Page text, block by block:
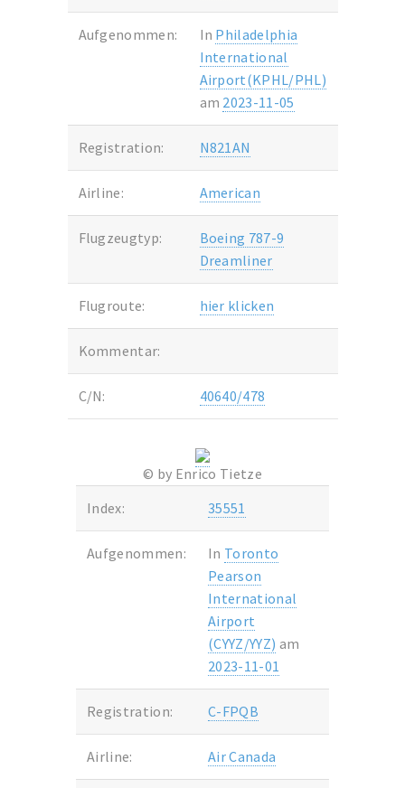
Aufgenommen: In Philadelphia
International
Airport(KPHL/PHL)
am 2023-11-05
Registration: N821AN
Airline: American
Flugzeugtyp:
Boeing 787-9
Dreamliner
Flugroute: hier klicken
Kommentar:
C/N: 40640/478
© by Enrico Tietze
Index:
35551
Aufgenommen: In Toronto
Pearson
International
Airport
(CYYZ/YYZ) am
2023-11-01
Registration: C-FPQB
Airline: Air Canada